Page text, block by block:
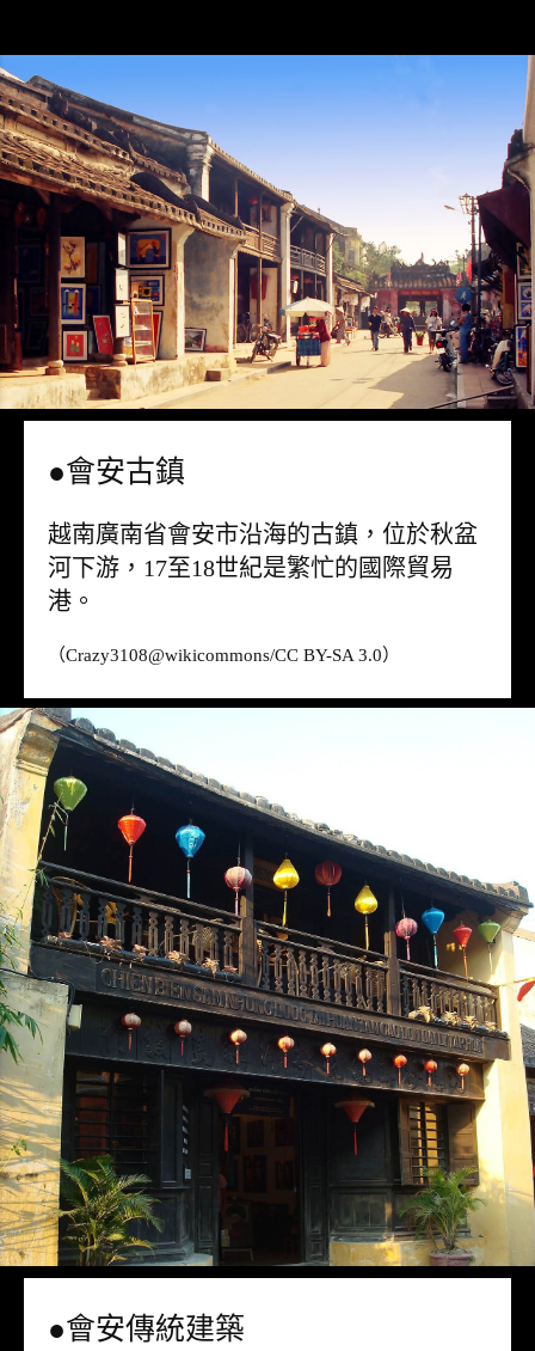
●會安古鎮
越南廣南省會安市沿海的古鎮，位於秋盆
河下游，17至18世紀是繁忙的國際貿易
港。
（Crazy3108@wikicommons/CC BY-SA 3.0）
●會安傳統建築